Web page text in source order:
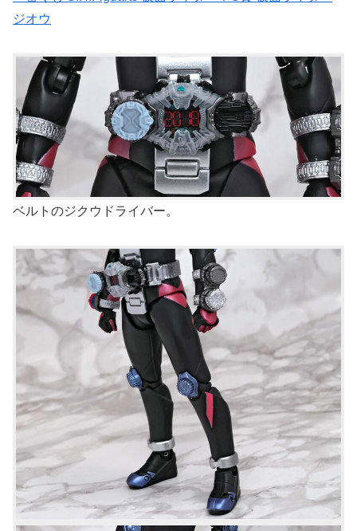
ジオウ
ベルトのジクウドライバー。